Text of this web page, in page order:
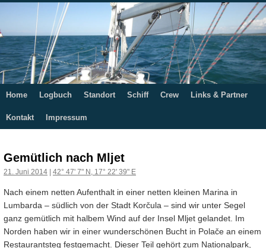
Springe
zum
Home Logbuch Standort Schiff Crew Links & Partner
Kontakt Impressum
Gemütlich nach Mljet
21. Juni 2014 42° 47' 7" N, 17° 22' 39" E
Nach einem netten Aufenthalt in einer netten kleinen Marina in
Lumbarda – südlich von der Stadt Korčula – sind wir unter Segel
ganz gemütlich mit halbem Wind auf der Insel Mljet gelandet. Im
Norden haben wir in einer wunderschönen Bucht in Polače an einem
Restaurantsteg festgemacht. Dieser Teil gehört zum Nationalpark,